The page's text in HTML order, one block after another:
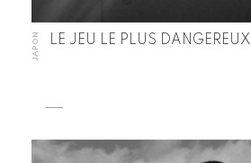
JAPON LE JEU LE PLUS DANGEREUX